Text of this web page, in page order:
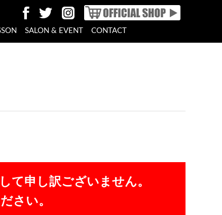
SALON & EVENT CONTACT
て申し訳ございません。
さい。